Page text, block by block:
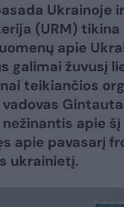
Ukrainoje
(URM) tikina
apie
galimai žuvusį
teikiančios
vadovas
apie
apie pavasarį
ukrainietį.